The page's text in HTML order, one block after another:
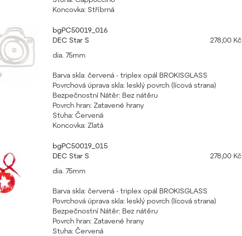
Koncovka: Stříbrná
bgPC50019_016
DEC Star S
278,00 Kč
dia. 75mm
Barva skla: červená - triplex opál BROKISGLASS
Povrchová úprava skla: lesklý povrch (lícová strana)
Bezpečnostní Nátěr: Bez nátěru
Povrch hran: Zatavené hrany
Stuha: Červená
Koncovka: Zlatá
bgPC50019_015
DEC Star S
278,00 Kč
dia. 75mm
Barva skla: červená - triplex opál BROKISGLASS
Povrchová úprava skla: lesklý povrch (lícová strana)
Bezpečnostní Nátěr: Bez nátěru
Povrch hran: Zatavené hrany
Stuha: Červená